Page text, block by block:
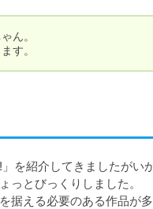
ん。
す。
を紹介してきましたがい
っとびっくりしました。
据える必要のある作品が多